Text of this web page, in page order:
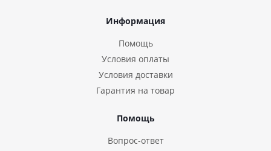
Информация
Помощь
Условия оплаты
Условия доставки
Гарантия на товар
Помощь
Вопрос-ответ